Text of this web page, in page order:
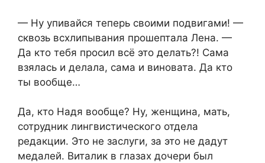
— Ну упивайся теперь своими подвигами! —
сквозь всхлипывания прошептала Лена. —
Да кто тебя просил всё это делать?! Сама
взялась и делала, сама и виновата. Да кто
ты вообще…
Да, кто Надя вообще? Ну, женщина, мать,
сотрудник лингвистического отдела
редакции. Это не заслуги, за это не дадут
медалей. Виталик в глазах дочери был